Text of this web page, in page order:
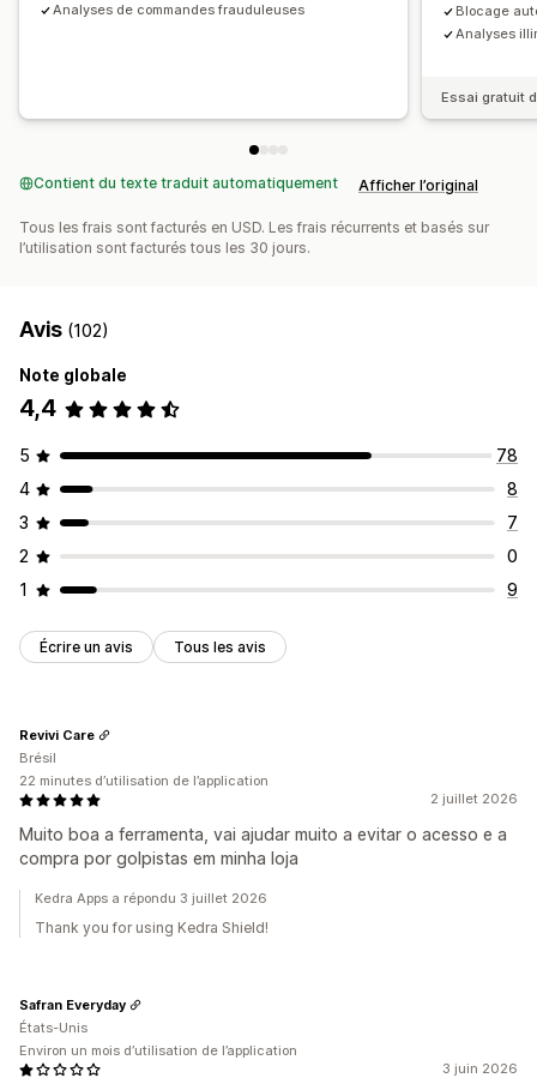
Analyses de commandes frauduleuses
Blocage
Analyses
Essai gratuit
Contient du texte traduit automatiquement Afficher l’original
Tous les frais sont facturés en USD. Les frais récurrents et basés sur
l’utilisation sont facturés tous les 30 jours.
Avis (102)
Note globale
4,4
5
78
4
8
3
7
2
0
1
9
Écrire un avis Tous les avis
2 juillet 2026
Muito boa a ferramenta, vai ajudar muito a evitar o acesso e a
compra por golpistas em minha loja
Revivi Care
Brésil
22 minutes d’utilisation de l’application
Kedra Apps a répondu 3 juillet 2026
Thank you for using Kedra Shield!
3 juin 2026
Safran Everyday
États-Unis
Environ un mois d’utilisation de l’application